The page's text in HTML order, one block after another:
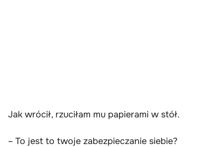
Jak wrócił, rzuciłam mu papierami w stół.
– To jest to twoje zabezpieczanie siebie?